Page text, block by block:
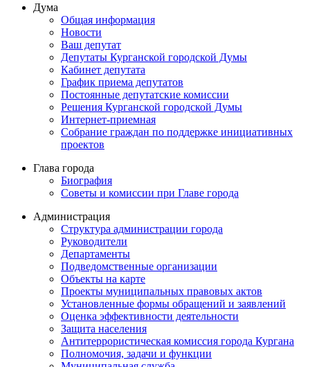
Дума
Общая информация
Новости
Ваш депутат
Депутаты Курганской городской Думы
Кабинет депутата
График приема депутатов
Постоянные депутатские комиссии
Решения Курганской городской Думы
Интернет-приемная
Собрание граждан по поддержке инициативных
проектов
Глава города
Биография
Советы и комиссии при Главе города
Администрация
Структура администрации города
Руководители
Департаменты
Подведомственные организации
Объекты на карте
Проекты муниципальных правовых актов
Установленные формы обращений и заявлений
Оценка эффективности деятельности
Защита населения
Антитеррористическая комиссия города Кургана
Полномочия, задачи и функции